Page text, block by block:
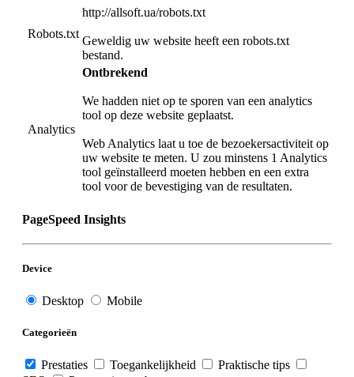
Robots.txt
http://allsoft.ua/robots.txt
Geweldig uw website heeft een robots.txt
bestand.
Analytics
Ontbrekend
We hadden niet op te sporen van een analytics
tool op deze website geplaatst.
Web Analytics laat u toe de bezoekersactiviteit op
uw website te meten. U zou minstens 1 Analytics
tool geïnstalleerd moeten hebben en een extra
tool voor de bevestiging van de resultaten.
PageSpeed Insights
Device
Desktop Mobile
Categorieën
Prestaties Toegankelijkheid
Praktische tips